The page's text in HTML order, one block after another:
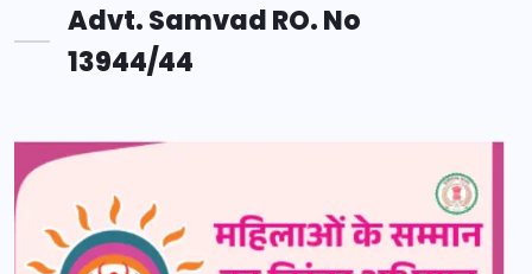
Advt. Samvad RO. No
13944/44